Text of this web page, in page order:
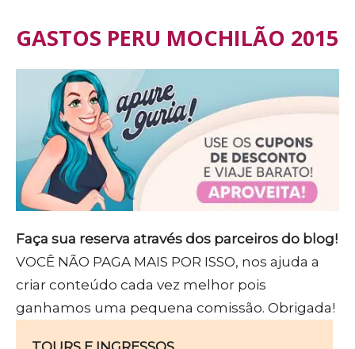
GASTOS PERU MOCHILÃO 2015
Faça sua reserva através dos parceiros do blog!
VOCÊ NÃO PAGA MAIS POR ISSO, nos ajuda a
criar conteúdo cada vez melhor pois
ganhamos uma pequena comissão. Obrigada!